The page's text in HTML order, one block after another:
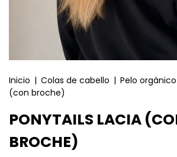
Inicio | Colas de cabello | Pelo orgánico
(con broche)
PONYTAILS LACIA
BROCHE)